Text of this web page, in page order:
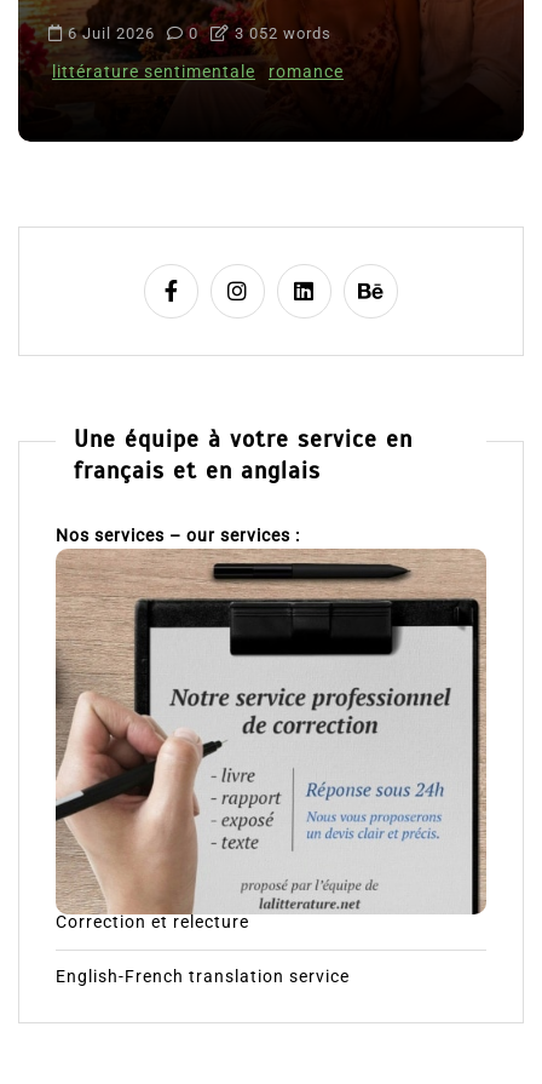
6 Juil 2026 0 3 052 words
littérature sentimentale romance
Une équipe à votre service en
français et en anglais
Nos services – our services :
Correction et relecture
English-French translation service